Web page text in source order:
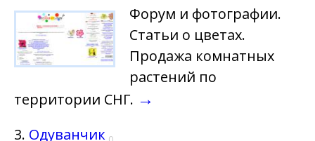
Форум и фотографии.
Статьи о цветах.
Продажа комнатных
растений по
территории СНГ. →
3. Одуванчик